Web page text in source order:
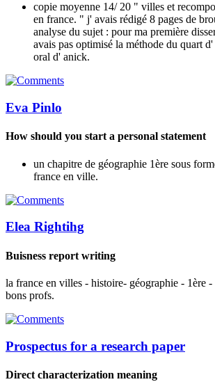
copie moyenne 14/ 20 " villes et
en france. " j' avais rédigé 8 pages de
analyse du sujet : pour ma première
avais pas optimisé la méthode du quart
oral d' anick.
Eva Pinlo
How should you start a personal statement
un chapitre de géographie 1ère sous
france en ville.
Elea Rightihg
Buisness report writing
la france en villes - histoire- géographie - 1ère -
bons profs.
Prospectus for a research paper
Direct characterization meaning